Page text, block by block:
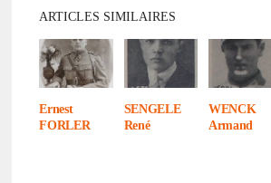
ARTICLES SIMILAIRES
Ernest
FORLER
SENGELE
René
WENCK
Armand